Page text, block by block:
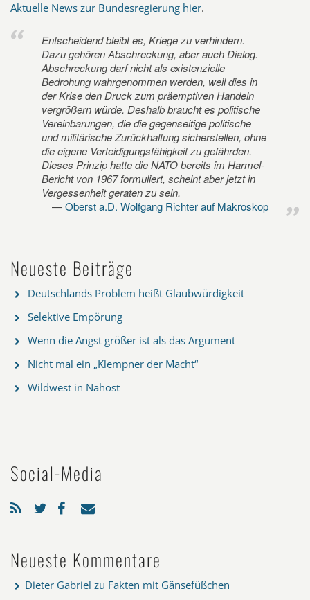
Aktuelle News zur Bundesregierung hier.
Entscheidend bleibt es, Kriege zu verhindern.
Dazu gehören Abschreckung, aber auch Dialog.
Abschreckung darf nicht als existenzielle
Bedrohung wahrgenommen werden, weil dies in
der Krise den Druck zum präemptiven Handeln
vergrößern würde. Deshalb braucht es politische
Vereinbarungen, die die gegenseitige politische
und militärische Zurückhaltung sicherstellen, ohne
die eigene Verteidigungsfähigkeit zu gefährden.
Dieses Prinzip hatte die NATO bereits im Harmel-
Bericht von 1967 formuliert, scheint aber jetzt in
Vergessenheit geraten zu sein.
Oberst a.D. Wolfgang Richter auf Makroskop
Neueste Beiträge
Deutschlands Problem heißt Glaubwürdigkeit
Selektive Empörung
Wenn die Angst größer ist als das Argument
Nicht mal ein „Klempner der Macht“
Wildwest in Nahost
Social-Media
Neueste Kommentare
Dieter Gabriel zu Fakten mit Gänsefüßchen